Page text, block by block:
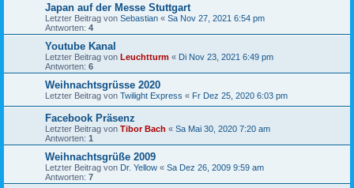
Japan auf der Messe Stuttgart
Letzter Beitrag von Sebastian « Sa Nov 27, 2021 6:54 pm
Antworten: 4
Youtube Kanal
Letzter Beitrag von Leuchtturm « Di Nov 23, 2021 6:49 pm
Antworten: 6
Weihnachtsgrüsse 2020
Letzter Beitrag von Twilight Express « Fr Dez 25, 2020 6:03 pm
Facebook Präsenz
Letzter Beitrag von Tibor Bach « Sa Mai 30, 2020 7:20 am
Antworten: 1
Weihnachtsgrüße 2009
Letzter Beitrag von Dr. Yellow « Sa Dez 26, 2009 9:59 am
Antworten: 7